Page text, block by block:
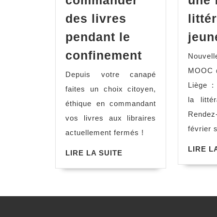
des livres
pendant le
confinement
commander
des
livres
pendant
le
confinement
Depuis votre canapé
faites un choix citoyen,
éthique en commandant
vos livres aux libraires
actuellement fermés !
LIRE LA SUITE
MOOC
Liège :
la
février
LIRE